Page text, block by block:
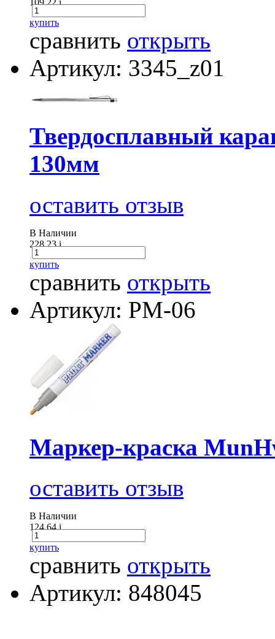
109.22i
купить
сравнить открыть
Артикул: 3345_z01
Твердосплавный
130мм
оставить отзыв
В Наличии
228.23i
купить
сравнить открыть
Артикул: РМ-06
Маркер-краска
оставить отзыв
В Наличии
124.64i
купить
сравнить открыть
Артикул: 848045